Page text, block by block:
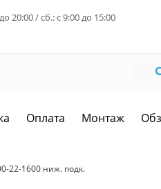
20:00 / сб.: с 9:00 до 15:00
Оплата Монтаж
22-1600 ниж. подк.